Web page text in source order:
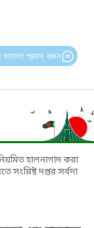
মতামত প্রদান করুন
হালনাগাদ করা
সংশ্লিষ্ট দপ্তর সর্বদা